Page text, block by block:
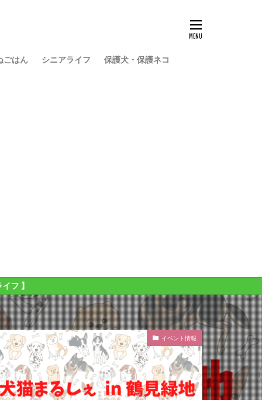
ごはん シニアライフ 保護犬・保護ネコ
イベント情報